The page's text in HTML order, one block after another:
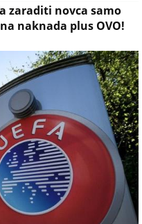
zaraditi novca samo
naknada plus OVO!